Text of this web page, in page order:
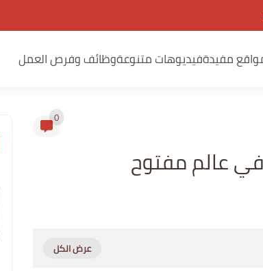
مفيدةفيديوهات متنوعةوظائف وفرص العمل
0
عالم مفتوح